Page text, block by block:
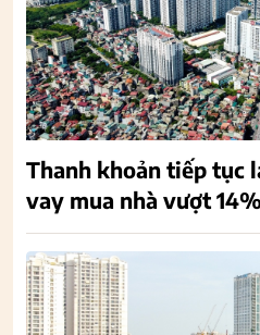
Thanh khoản tiếp tục
vay mua nhà vượt